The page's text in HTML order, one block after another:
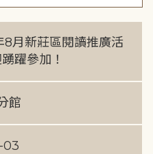
8月新莊區閱讀推廣活
躍參加！
館
03